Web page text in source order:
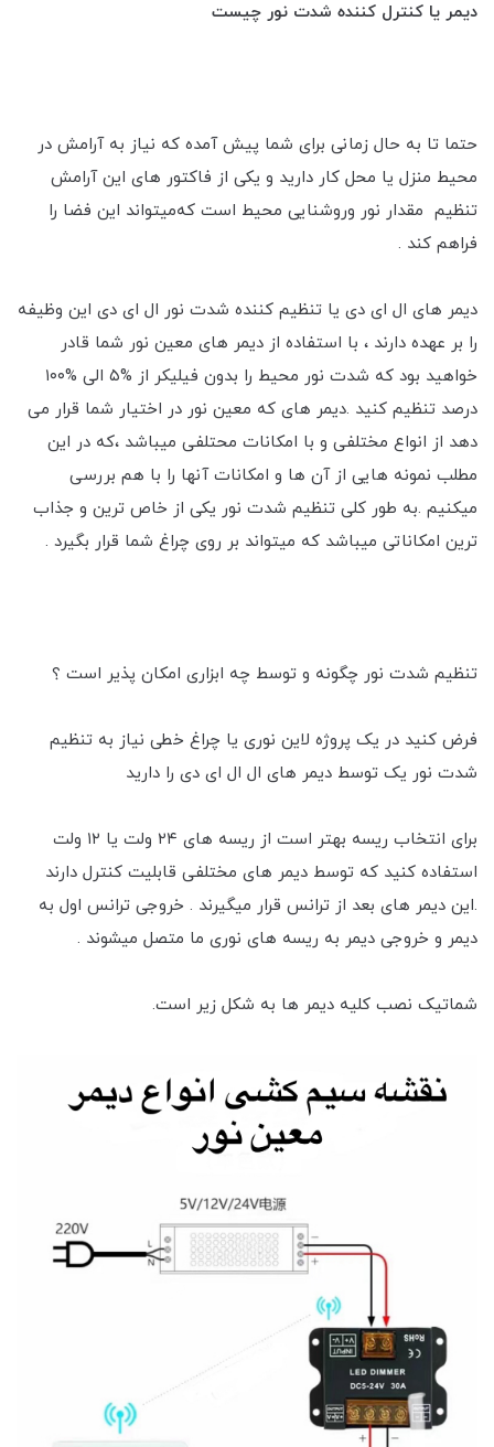
دیمر یا کنترل کننده شدت نور چیست
حتما تا به حال زمانی برای شما پیش آمده که نیاز به آرامش در
محیط منزل یا محل کار دارید و یکی از فاکتور های این آرامش
تنظیم مقدار نور و‌روشنایی محیط است که‌میتواند این فضا را
فراهم کند .
دیمر های ال ای دی یا تنظیم کننده شدت نور ال ای دی این وظیفه
را بر عهده دارند ، با استفاده از دیمر های معین نور شما قادر
خواهید بود که شدت نور محیط را بدون فیلیکر از %۵ الی %۱۰۰
درصد تنظیم کنید .دیمر های که معین نور در اختیار شما قرار می
دهد از انواع مختلفی و با امکانات محتلفی میباشد ،‌که در این
مطلب نمونه هایی از آن ها و امکانات آنها را با هم بررسی
میکنیم .به طور کلی تنظیم شدت نور یکی از خاص ترین و جذاب
ترین امکاناتی میباشد که میتواند بر روی چراغ شما قرار بگیرد .
تنظیم شدت نور چگونه و توسط چه ابزاری امکان پذیر است ؟
فرض کنید در یک پروژه لاین نوری یا چراغ خطی نیاز به تنظیم
شدت نور یک توسط دیمر های ال ال ای دی را دارید
برای انتخاب ریسه بهتر است از ریسه های ۲۴ ولت یا ۱۲ ولت
استفاده کنید که توسط دیمر های مختلفی قابلیت کنترل دارند
.این دیمر های بعد از ترانس قرار میگیرند . خروجی ترانس اول به
دیمر و خروجی دیمر به ریسه های نوری ما متصل میشوند .
شماتیک نصب کلیه دیمر ها به شکل زیر است.